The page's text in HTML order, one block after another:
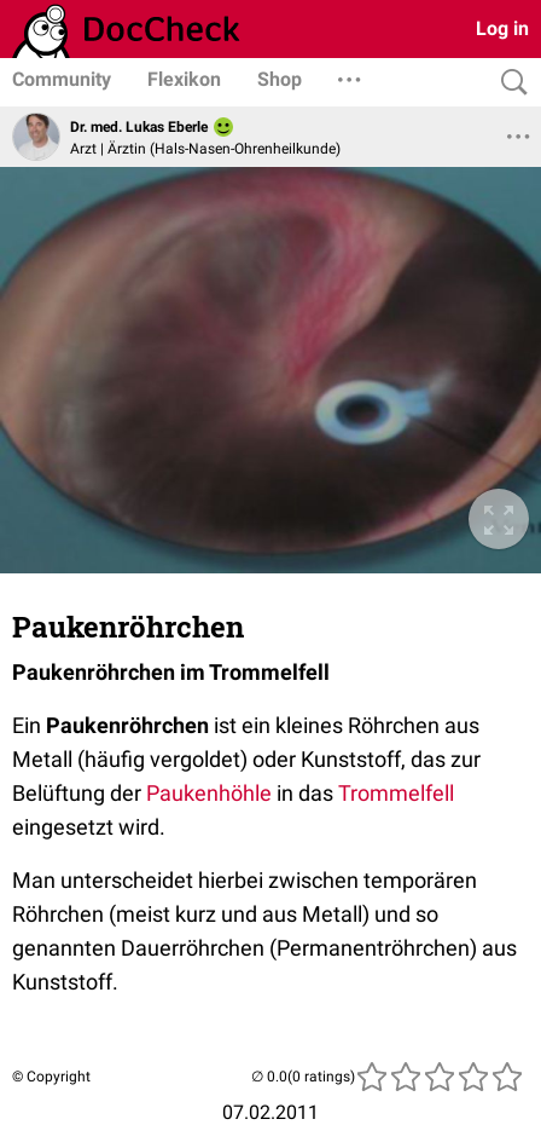
Log in
Community Flexikon Shop
Dr. med. Lukas Eberle
Arzt | Ärztin (Hals-Nasen-Ohrenheilkunde)
Paukenröhrchen
Paukenröhrchen im Trommelfell
Ein Paukenröhrchen ist ein kleines Röhrchen aus
Metall (häufig vergoldet) oder Kunststoff, das zur
Belüftung der Paukenhöhle in dasTrommelfell
eingesetzt wird.
Man unterscheidet hierbei zwischen temporären
Röhrchen (meist kurz und aus Metall) und so
genannten Dauerröhrchen (Permanentröhrchen) aus
Kunststoff.
© Copyright
07.02.2011
(0 ratings)